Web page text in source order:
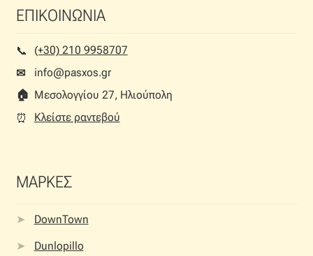
ΕΠΙΚΟΙΝΩΝΙΑ
📞︎
(+30) 210 9958707
✉
info@pasxos.gr
🏠︎ Μεσολογγίου 27, Ηλιούπολη
⏰︎
Κλείστε ραντεβού
ΜΑΡΚΕΣ
DownTown
Dunlopillo